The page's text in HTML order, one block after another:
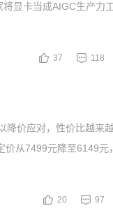
显卡当成AIGC生产力
37 118
降价应对，性价比越来
从7499元降至6149元
20 97